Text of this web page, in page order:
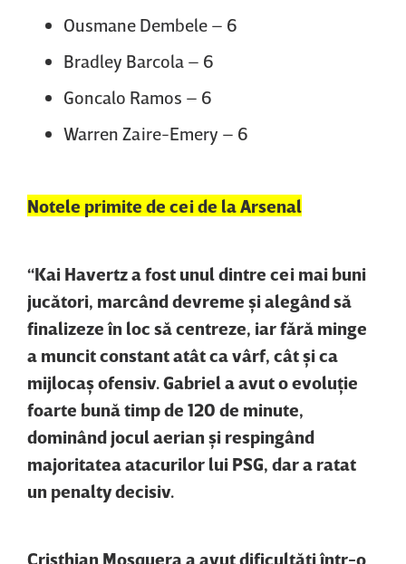
Ousmane Dembele – 6
Bradley Barcola – 6
Goncalo Ramos – 6
Warren Zaire-Emery – 6
Notele primite de cei de la Arsenal
“Kai Havertz a fost unul dintre cei mai buni
jucători, marcând devreme şi alegând să
finalizeze în loc să centreze, iar fără minge
a muncit constant atât ca vârf, cât şi ca
mijlocaş ofensiv. Gabriel a avut o evoluţie
foarte bună timp de 120 de minute,
dominând jocul aerian şi respingând
majoritatea atacurilor lui PSG, dar a ratat
un penalty decisiv.
Cristhian Mosquera a avut dificultăţi într-o